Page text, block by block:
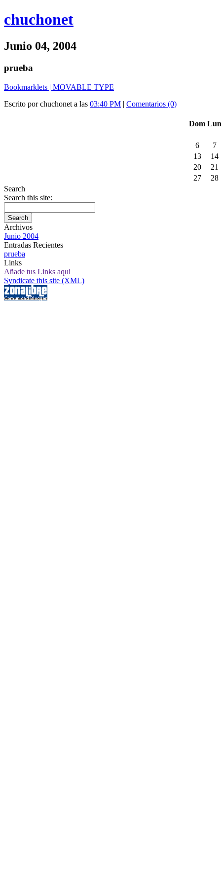
chuchonet
Junio 04, 2004
prueba
Bookmarklets | MOVABLE TYPE
Escrito por chuchonet a las 03:40 PM | Comentarios (0)
Dom Lun
6
7
13
14
20
21
27
28
Search
Search this site:
Archivos
Junio 2004
Entradas Recientes
prueba
Links
Añade tus Links aqui
Syndicate this site (XML)